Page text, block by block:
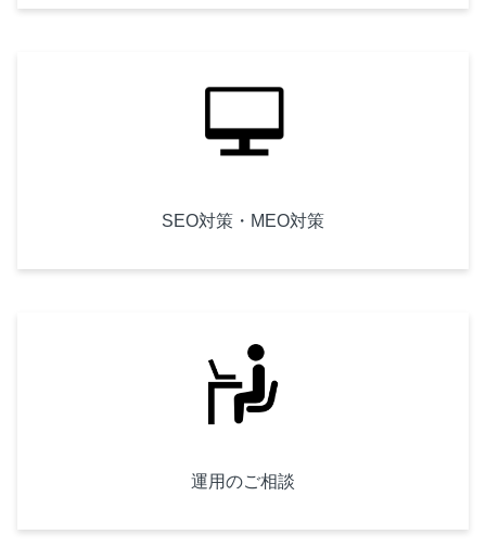
SEO対策・MEO対策
運用のご相談